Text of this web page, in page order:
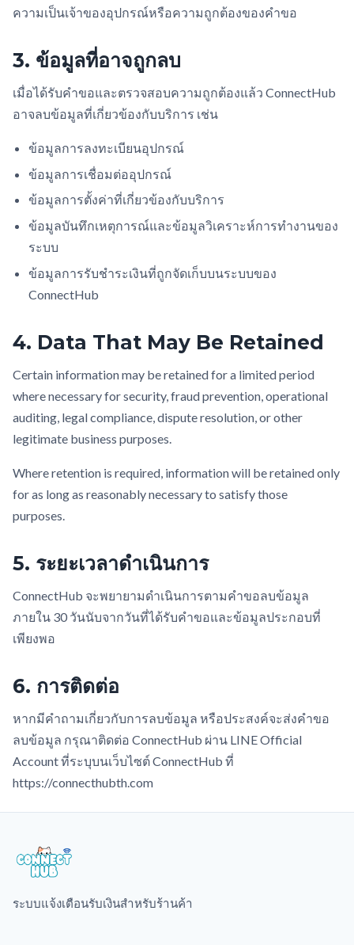
ความเป็นเจ้าของอุปกรณ์หรือความถูกต้องของคำขอ
3. ข้อมูลที่อาจถูกลบ
เมื่อได้รับคำขอและตรวจสอบความถูกต้องแล้ว ConnectHub
อาจลบข้อมูลที่เกี่ยวข้องกับบริการ เช่น
ข้อมูลการลงทะเบียนอุปกรณ์
ข้อมูลการเชื่อมต่ออุปกรณ์
ข้อมูลการตั้งค่าที่เกี่ยวข้องกับบริการ
ข้อมูลบันทึกเหตุการณ์และข้อมูลวิเคราะห์การทำงานของ
ระบบ
ข้อมูลการรับชำระเงินที่ถูกจัดเก็บบนระบบของ
ConnectHub
4. Data That May Be Retained
Certain information may be retained for a limited period
where necessary for security, fraud prevention, operational
auditing, legal compliance, dispute resolution, or other
legitimate business purposes.
Where retention is required, information will be retained only
for as long as reasonably necessary to satisfy those
purposes.
5. ระยะเวลาดำเนินการ
ConnectHub จะพยายามดำเนินการตามคำขอลบข้อมูล
ภายใน 30 วันนับจากวันที่ได้รับคำขอและข้อมูลประกอบที่
เพียงพอ
6. การติดต่อ
หากมีคำถามเกี่ยวกับการลบข้อมูล หรือประสงค์จะส่งคำขอ
ลบข้อมูล กรุณาติดต่อ ConnectHub ผ่าน LINE Official
Account ที่ระบุบนเว็บไซต์ ConnectHub ที่
https://connecthubth.com
ระบบแจ้งเตือนรับเงินสำหรับร้านค้า